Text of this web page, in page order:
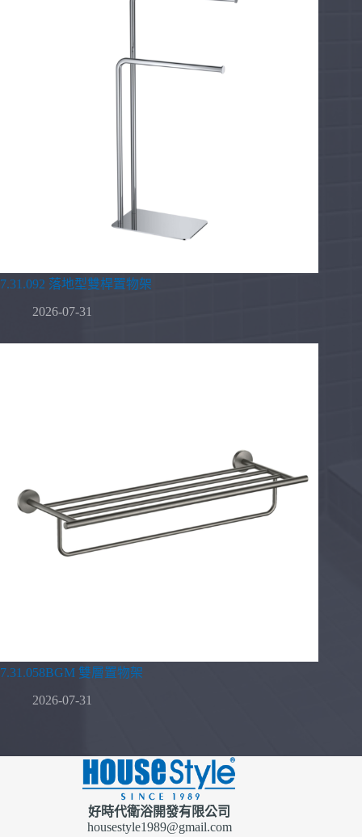
7.31.092 落地型雙桿置物架
2026-07-31
7.31.058BGM 雙層置物架
2026-07-31
好時代衛浴開發有限公司
housestyle1989@gmail.com